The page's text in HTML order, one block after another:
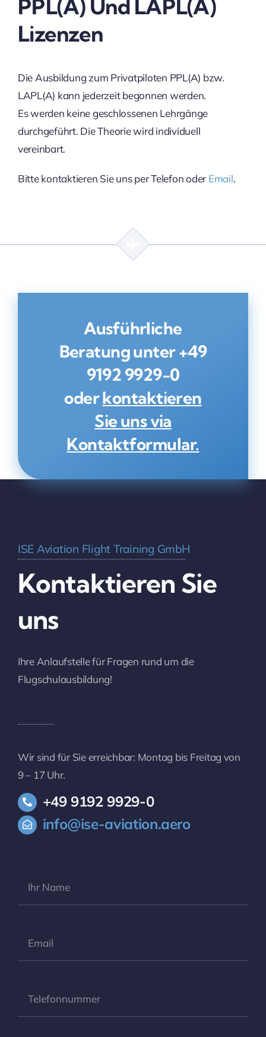
PPL(A) Und LAPL(A)
Lizenzen
Die Ausbildung zum Privatpiloten PPL(A) bzw.
LAPL(A) kann jederzeit begonnen werden.
Es werden keine geschlossenen Lehrgänge
durchgeführt. Die Theorie wird individuell
vereinbart.
Bitte kontaktieren Sie uns per Telefon oder Email.
Ausführliche
Beratung unter+49
9192 9929-0
oderkontaktieren
Sie uns via
Kontaktformular.
ISE Aviation Flight Training GmbH
Kontaktieren Sie
uns
Ihre Anlaufstelle für Fragen rund um die
Flugschulausbildung!
Wir sind für Sie erreichbar: Montag bis Freitag von
9 – 17 Uhr.
+49 9192 9929-0
info@ise-aviation.aero